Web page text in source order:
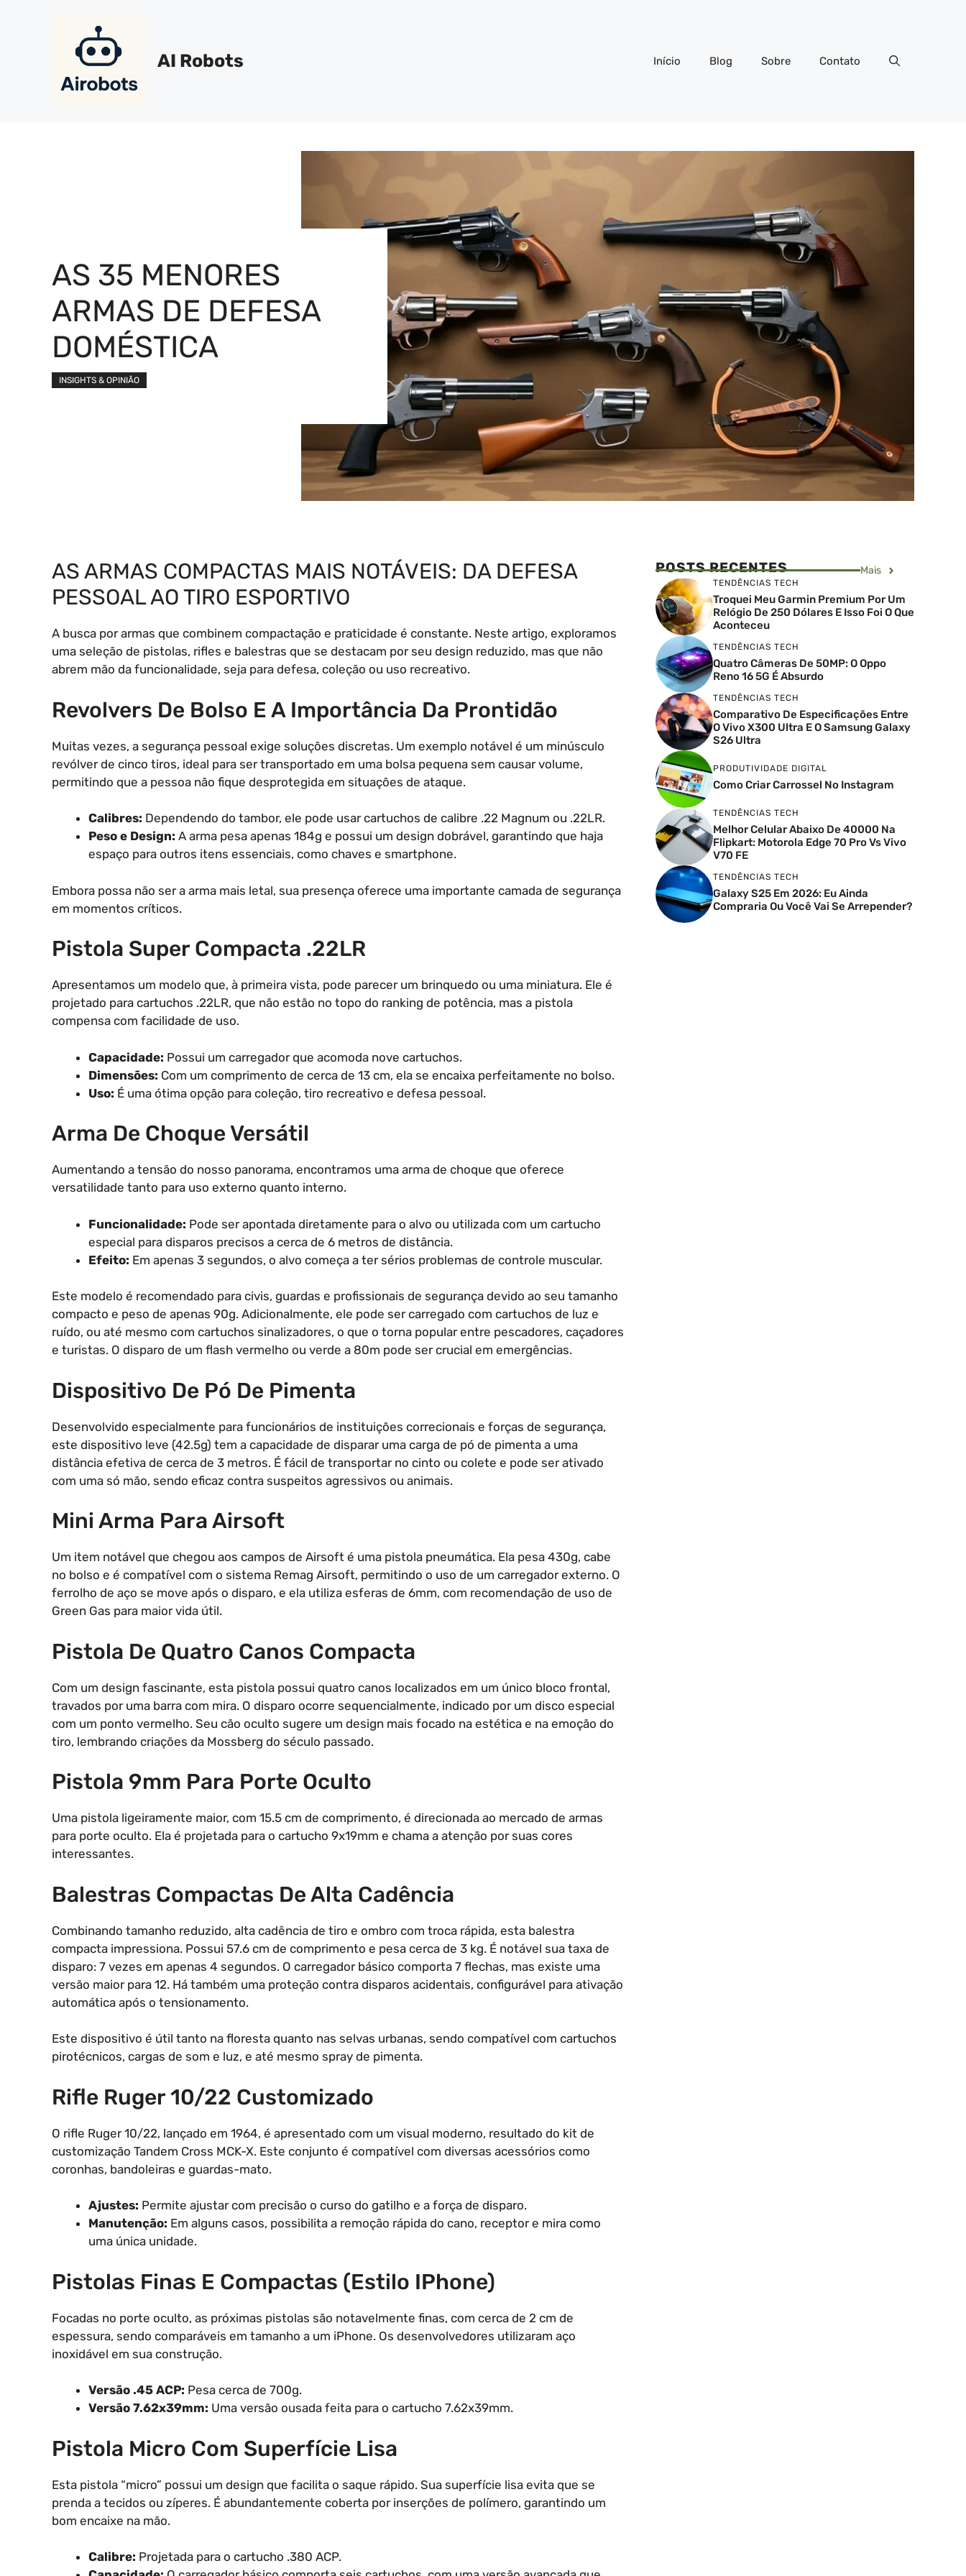
AI Robots Início Blog Sobre Contato
AS 35 MENORES
ARMAS DE DEFESA
DOMÉSTICA
INSIGHTS & OPINIÃO
AS ARMAS COMPACTAS MAIS NOTÁVEIS: DA DEFESA
PESSOAL AO TIRO ESPORTIVO
A busca por armas que combinem compactação e praticidade é constante. Neste artigo, exploramos
uma seleção de pistolas, rifles e balestras que se destacam por seu design reduzido, mas que não
abrem mão da funcionalidade, seja para defesa, coleção ou uso recreativo.
Revolvers De Bolso E A Importância Da Prontidão
Muitas vezes, a segurança pessoal exige soluções discretas. Um exemplo notável é um minúsculo
revólver de cinco tiros, ideal para ser transportado em uma bolsa pequena sem causar volume,
permitindo que a pessoa não fique desprotegida em situações de ataque.
Calibres: Dependendo do tambor, ele pode usar cartuchos de calibre .22 Magnum ou .22LR.
Peso e Design: A arma pesa apenas 184g e possui um design dobrável, garantindo que haja
espaço para outros itens essenciais, como chaves e smartphone.
Embora possa não ser a arma mais letal, sua presença oferece uma importante camada de segurança
em momentos críticos.
Pistola Super Compacta .22LR
Apresentamos um modelo que, à primeira vista, pode parecer um brinquedo ou uma miniatura. Ele é
projetado para cartuchos .22LR, que não estão no topo do ranking de potência, mas a pistola
compensa com facilidade de uso.
Capacidade: Possui um carregador que acomoda nove cartuchos.
Dimensões: Com um comprimento de cerca de 13 cm, ela se encaixa perfeitamente no bolso.
Uso: É uma ótima opção para coleção, tiro recreativo e defesa pessoal.
Arma De Choque Versátil
Aumentando a tensão do nosso panorama, encontramos uma arma de choque que oferece
versatilidade tanto para uso externo quanto interno.
Funcionalidade: Pode ser apontada diretamente para o alvo ou utilizada com um cartucho
especial para disparos precisos a cerca de 6 metros de distância.
Efeito: Em apenas 3 segundos, o alvo começa a ter sérios problemas de controle muscular.
Este modelo é recomendado para civis, guardas e profissionais de segurança devido ao seu tamanho
compacto e peso de apenas 90g. Adicionalmente, ele pode ser carregado com cartuchos de luz e
ruído, ou até mesmo com cartuchos sinalizadores, o que o torna popular entre pescadores, caçadores
e turistas. O disparo de um flash vermelho ou verde a 80m pode ser crucial em emergências.
Dispositivo De Pó De Pimenta
Desenvolvido especialmente para funcionários de instituições correcionais e forças de segurança,
este dispositivo leve (42.5g) tem a capacidade de disparar uma carga de pó de pimenta a uma
distância efetiva de cerca de 3 metros. É fácil de transportar no cinto ou colete e pode ser ativado
com uma só mão, sendo eficaz contra suspeitos agressivos ou animais.
Mini Arma Para Airsoft
Um item notável que chegou aos campos de Airsoft é uma pistola pneumática. Ela pesa 430g, cabe
no bolso e é compatível com o sistema Remag Airsoft, permitindo o uso de um carregador externo. O
ferrolho de aço se move após o disparo, e ela utiliza esferas de 6mm, com recomendação de uso de
Green Gas para maior vida útil.
Pistola De Quatro Canos Compacta
Com um design fascinante, esta pistola possui quatro canos localizados em um único bloco frontal,
travados por uma barra com mira. O disparo ocorre sequencialmente, indicado por um disco especial
com um ponto vermelho. Seu cão oculto sugere um design mais focado na estética e na emoção do
tiro, lembrando criações da Mossberg do século passado.
Pistola 9mm Para Porte Oculto
Uma pistola ligeiramente maior, com 15.5 cm de comprimento, é direcionada ao mercado de armas
para porte oculto. Ela é projetada para o cartucho 9x19mm e chama a atenção por suas cores
interessantes.
Balestras Compactas De Alta Cadência
Combinando tamanho reduzido, alta cadência de tiro e ombro com troca rápida, esta balestra
compacta impressiona. Possui 57.6 cm de comprimento e pesa cerca de 3 kg. É notável sua taxa de
disparo: 7 vezes em apenas 4 segundos. O carregador básico comporta 7 flechas, mas existe uma
versão maior para 12. Há também uma proteção contra disparos acidentais, configurável para ativação
automática após o tensionamento.
Este dispositivo é útil tanto na floresta quanto nas selvas urbanas, sendo compatível com cartuchos
pirotécnicos, cargas de som e luz, e até mesmo spray de pimenta.
Rifle Ruger 10/22 Customizado
O rifle Ruger 10/22, lançado em 1964, é apresentado com um visual moderno, resultado do kit de
customização Tandem Cross MCK-X. Este conjunto é compatível com diversas acessórios como
coronhas, bandoleiras e guardas-mato.
Ajustes: Permite ajustar com precisão o curso do gatilho e a força de disparo.
Manutenção: Em alguns casos, possibilita a remoção rápida do cano, receptor e mira como
uma única unidade.
Pistolas Finas E Compactas (Estilo IPhone)
Focadas no porte oculto, as próximas pistolas são notavelmente finas, com cerca de 2 cm de
espessura, sendo comparáveis em tamanho a um iPhone. Os desenvolvedores utilizaram aço
inoxidável em sua construção.
Versão .45 ACP: Pesa cerca de 700g.
Versão 7.62x39mm: Uma versão ousada feita para o cartucho 7.62x39mm.
Pistola Micro Com Superfície Lisa
Esta pistola “micro” possui um design que facilita o saque rápido. Sua superfície lisa evita que se
prenda a tecidos ou zíperes. É abundantemente coberta por inserções de polímero, garantindo um
bom encaixe na mão.
Calibre: Projetada para o cartucho .380 ACP.
POSTS RECENTES Mais
TENDÊNCIAS TECH
Troquei Meu Garmin Premium Por Um
Relógio De 250 Dólares E Isso Foi O Que
Aconteceu
TENDÊNCIAS TECH
Quatro Câmeras De 50MP: O Oppo
Reno 16 5G É Absurdo
TENDÊNCIAS TECH
Comparativo De Especificações Entre
O Vivo X300 Ultra E O Samsung Galaxy
S26 Ultra
PRODUTIVIDADE DIGITAL
Como Criar Carrossel No Instagram
TENDÊNCIAS TECH
Melhor Celular Abaixo De 40000 Na
Flipkart: Motorola Edge 70 Pro Vs Vivo
V70 FE
TENDÊNCIAS TECH
Galaxy S25 Em 2026: Eu Ainda
Compraria Ou Você Vai Se Arrepender?